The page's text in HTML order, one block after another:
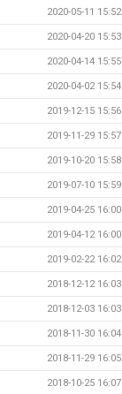
2020-05-11 15:52
2020-04-20 15:53
2020-04-14 15:55
2020-04-02 15:54
2019-12-15 15:56
2019-11-29 15:57
2019-10-20 15:58
2019-07-10 15:59
2019-04-25 16:00
2019-04-12 16:00
2019-02-22 16:02
2018-12-12 16:03
2018-12-03 16:03
2018-11-30 16:04
2018-11-29 16:05
2018-10-25 16:07